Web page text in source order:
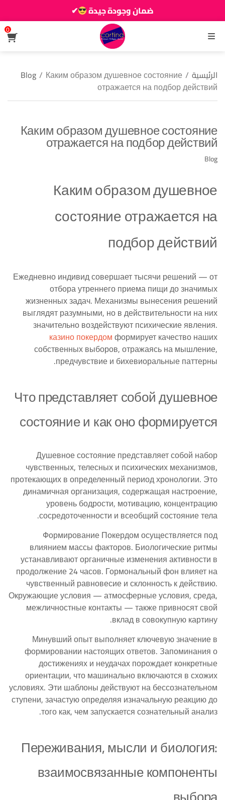
ضمان وجودة جيدة
✔
زين دارك يزيانو حوالك
القائمة
0
الرئيسية /
Blog / Каким образом душевное состояние
отражается на подбор действий
Каким образом душевное состояние
отражается на подбор действий
Blog
Каким образом душевное
состояние отражается на
подбор действий
Ежедневно индивид совершает тысячи решений — от
отбора утреннего приема пищи до значимых
жизненных задач. Механизмы вынесения решений
выглядят разумными, но в действительности на них
значительно воздействуют психические явления.
казино покердомформирует качество наших
собственных выборов, отражаясь на мышление,
предчувствие и бихевиоральные паттерны.
Что представляет собой душевное
состояние и как оно формируется
Душевное состояние представляет собой набор
чувственных, телесных и психических механизмов,
протекающих в определенный период хронологии. Это
динамичная организация, содержащая настроение,
уровень бодрости, мотивацию, концентрацию
сосредоточенности и всеобщий состояние тела.
Формирование Покердом осуществляется под
влиянием массы факторов. Биологические ритмы
устанавливают органичные изменения активности в
продолжение 24 часов. Гормональный фон влияет на
чувственный равновесие и склонность к действию.
Окружающие условия — атмосферные условия, среда,
межличностные контакты — также привносят свой
вклад в совокупную картину.
Минувший опыт выполняет ключевую значение в
формировании настоящих ответов. Запоминания о
достижениях и неудачах порождает конкретные
ориентации, что машинально включаются в схожих
условиях. Эти шаблоны действуют на бессознательном
ступени, зачастую определяя изначальную реакцию до
того как, чем запускается сознательный анализ.
Переживания, мысли и биология:
взаимосвязанные компоненты